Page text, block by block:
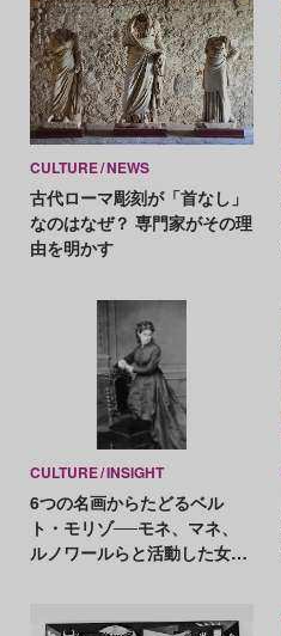
CULTURE NEWS
古代ローマ彫刻が「首なし」
なのはなぜ？ 専門家がその理
由を明かす
CULTURE INSIGHT
6つの名画からたどるベル
ト・モリゾ──モネ、マネ、
ルノワールらと活動した女性